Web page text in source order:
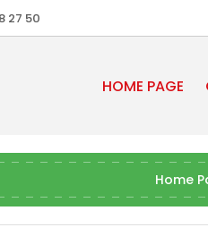
27 50
HOME PAGE
Home